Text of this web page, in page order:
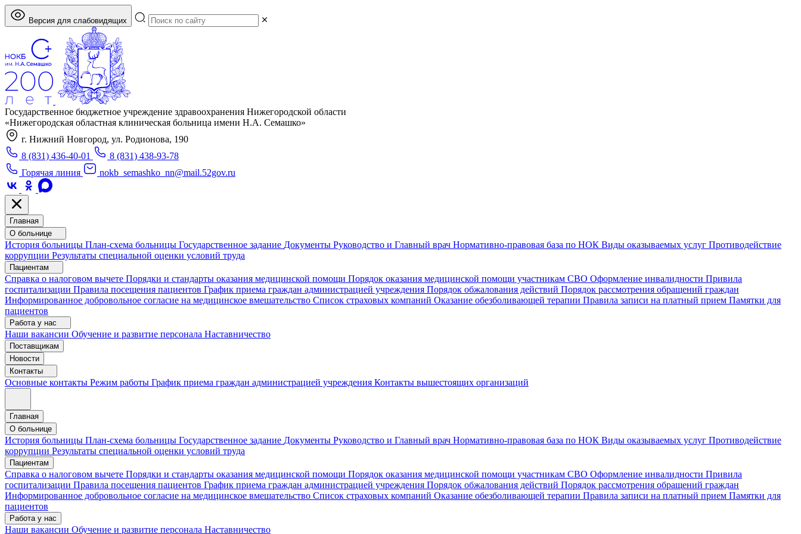
Версия для слабовидящих
Государственное бюджетное учреждение здравоохранения Нижегородской области
«Нижегородская областная клиническая больница имени Н.А. Семашко»
г. Нижний Новгород, ул. Родионова, 190
8 (831) 436-40-01
8 (831) 438-93-78
Горячая линия
nokb_semashko_nn@mail.52gov.ru
Главная
О больнице
История больницы План-схема больницы Государственное задание Документы Руководство и Главный врач Нормативно-правовая база по НОК Виды оказываемых услуг Противодействие
коррупции Результаты специальной оценки условий труда
Пациентам
Справка о налоговом вычете Порядки и стандарты оказания медицинской помощи Порядок оказания медицинской помощи участникам СВО Оформление инвалидности Привила
госпитализации Правила посещения пациентов График приема граждан администрацией учреждения Порядок обжалования действий Порядок рассмотрения обращений граждан
Информированное добровольное согласие на медицинское вмешательство Список страховых компаний Оказание обезболивающей терапии Правила записи на платный прием Памятки для
пациентов
Работа у нас
Наши вакансии Обучение и развитие персонала Наставничество
Поставщикам
Новости
Контакты
Основные контакты Режим работы График приема граждан администрацией учреждения Контакты вышестоящих организаций
Главная
О больнице
История больницы План-схема больницы Государственное задание Документы Руководство и Главный врач Нормативно-правовая база по НОК Виды оказываемых услуг Противодействие
коррупции Результаты специальной оценки условий труда
Пациентам
Справка о налоговом вычете Порядки и стандарты оказания медицинской помощи Порядок оказания медицинской помощи участникам СВО Оформление инвалидности Привила
госпитализации Правила посещения пациентов График приема граждан администрацией учреждения Порядок обжалования действий Порядок рассмотрения обращений граждан
Информированное добровольное согласие на медицинское вмешательство Список страховых компаний Оказание обезболивающей терапии Правила записи на платный прием Памятки для
пациентов
Работа у нас
Наши вакансии Обучение и развитие персонала Наставничество